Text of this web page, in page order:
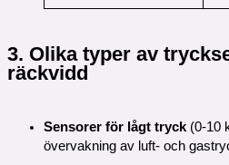
3. Olika typer av
räckvidd
Sensorer för lågt tryck(0-10
övervakning av luft- och